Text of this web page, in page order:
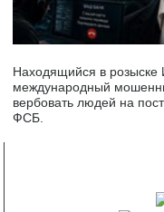
Находящийся в розыске
международный
вербовать людей на
ФСБ.